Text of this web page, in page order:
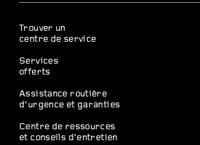
Trouver un
centre de service
Services
offerts
Assistance routière
d’urgence et garanties
Centre de ressources
et conseils d’entretien